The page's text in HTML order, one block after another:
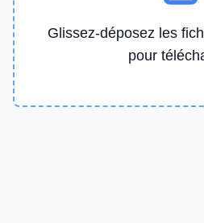
Glissez-déposez les
pour